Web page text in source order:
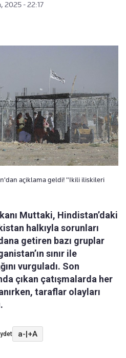
2025 - 22:17
açiklama geldi! "Ikili iliskileri
Muttaki, Hindistan’daki
halkıyla sorunları
getiren bazı gruplar
sınır ile
vurguladı. Son
çıkan çatışmalarda her
taraflar olayları
a-|+A